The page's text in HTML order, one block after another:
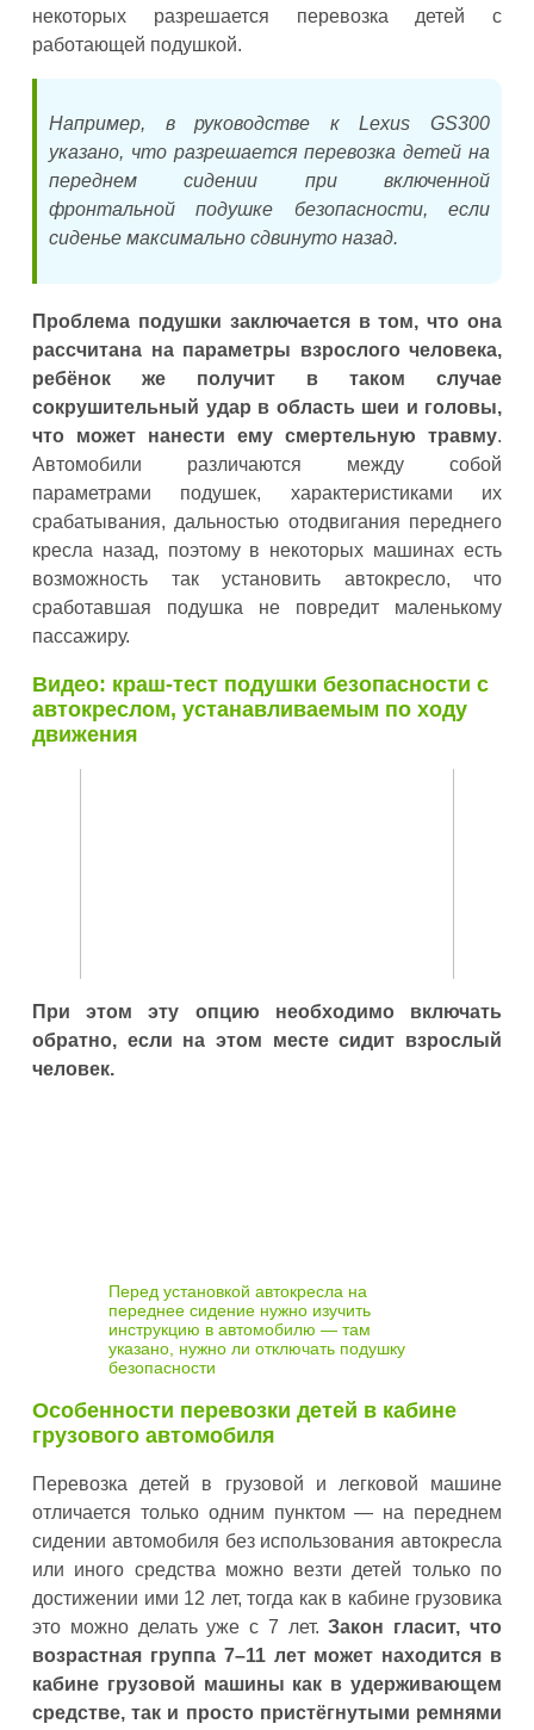
некоторых разрешается перевозка детей с
работающей подушкой.
Например, в руководстве к Lexus GS300
указано, что разрешается перевозка детей на
переднем сидении при включенной
фронтальной подушке безопасности, если
сиденье максимально сдвинуто назад.
Проблема подушки заключается в том, что она
рассчитана на параметры взрослого человека,
ребёнок же получит в таком случае
сокрушительный удар в область шеи и головы,
что может нанести ему смертельную травму.
Автомобили различаются между собой
параметрами подушек, характеристиками их
срабатывания, дальностью отодвигания переднего
кресла назад, поэтому в некоторых машинах есть
возможность так установить автокресло, что
сработавшая подушка не повредит маленькому
пассажиру.
Видео: краш-тест подушки безопасности с
автокреслом, устанавливаемым по ходу
движения
При этом эту опцию необходимо включать
обратно, если на этом месте сидит взрослый
человек.
Перед установкой автокресла на
переднее сидение нужно изучить
инструкцию в автомобилю — там
указано, нужно ли отключать подушку
безопасности
Особенности перевозки детей в кабине
грузового автомобиля
Перевозка детей в грузовой и легковой машине
отличается только одним пунктом — на переднем
сидении автомобиля без использования автокресла
или иного средства можно везти детей только по
достижении ими 12 лет, тогда как в кабине грузовика
это можно делать уже с 7 лет.Закон гласит, что
возрастная группа 7–11 лет может находится в
кабине грузовой машины как в удерживающем
средстве, так и просто пристёгнутыми ремнями